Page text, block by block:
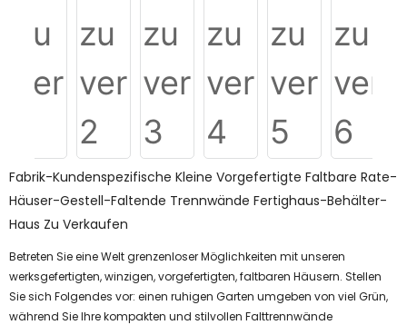
Fabrik-Kundenspezifische Kleine Vorgefertigte Faltbare Rate-
Häuser-Gestell-Faltende Trennwände Fertighaus-Behälter-
Haus Zu Verkaufen
Betreten Sie eine Welt grenzenloser Möglichkeiten mit unseren
werksgefertigten, winzigen, vorgefertigten, faltbaren Häusern. Stellen
Sie sich Folgendes vor: einen ruhigen Garten umgeben von viel Grün,
während Sie Ihre kompakten und stilvollen Falttrennwände